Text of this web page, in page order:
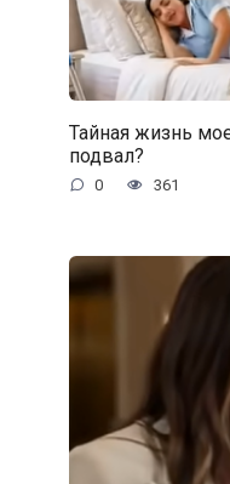
Тайная жизнь
подвал?
0 361